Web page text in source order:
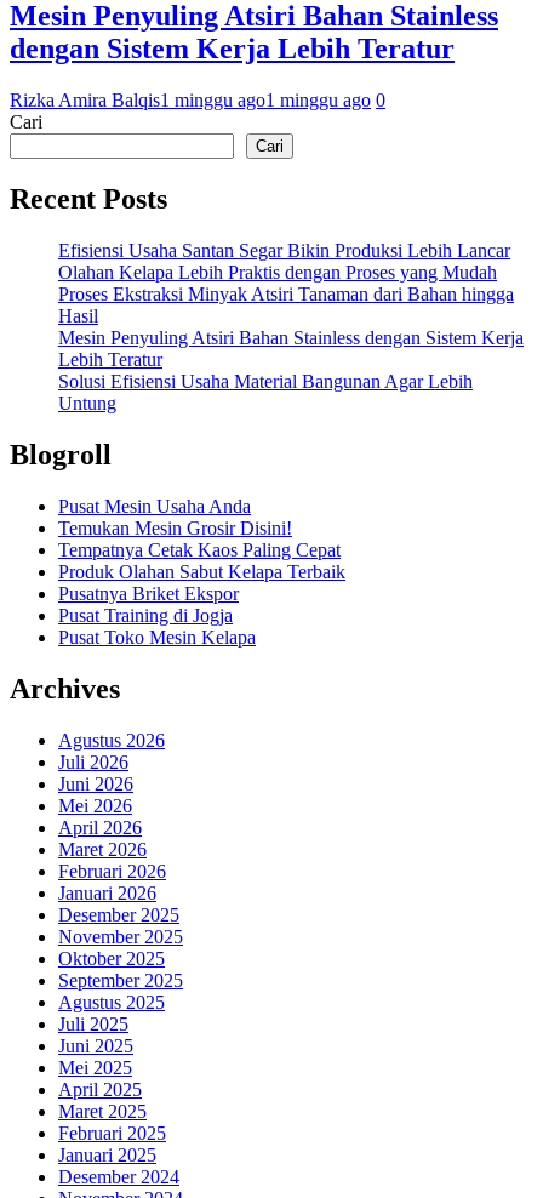
Mesin Penyuling Atsiri Bahan Stainless
dengan Sistem Kerja Lebih Teratur
Rizka Amira Balqis1 minggu ago1 minggu ago 0
Cari
Cari
Recent Posts
Efisiensi Usaha Santan Segar Bikin Produksi Lebih Lancar
Olahan Kelapa Lebih Praktis dengan Proses yang Mudah
Proses Ekstraksi Minyak Atsiri Tanaman dari Bahan hingga
Hasil
Mesin Penyuling Atsiri Bahan Stainless dengan Sistem Kerja
Lebih Teratur
Solusi Efisiensi Usaha Material Bangunan Agar Lebih
Untung
Blogroll
Pusat Mesin Usaha Anda
Temukan Mesin Grosir Disini!
Tempatnya Cetak Kaos Paling Cepat
Produk Olahan Sabut Kelapa Terbaik
Pusatnya Briket Ekspor
Pusat Training di Jogja
Pusat Toko Mesin Kelapa
Archives
Agustus 2026
Juli 2026
Juni 2026
Mei 2026
April 2026
Maret 2026
Februari 2026
Januari 2026
Desember 2025
November 2025
Oktober 2025
September 2025
Agustus 2025
Juli 2025
Juni 2025
Mei 2025
April 2025
Maret 2025
Februari 2025
Januari 2025
Desember 2024